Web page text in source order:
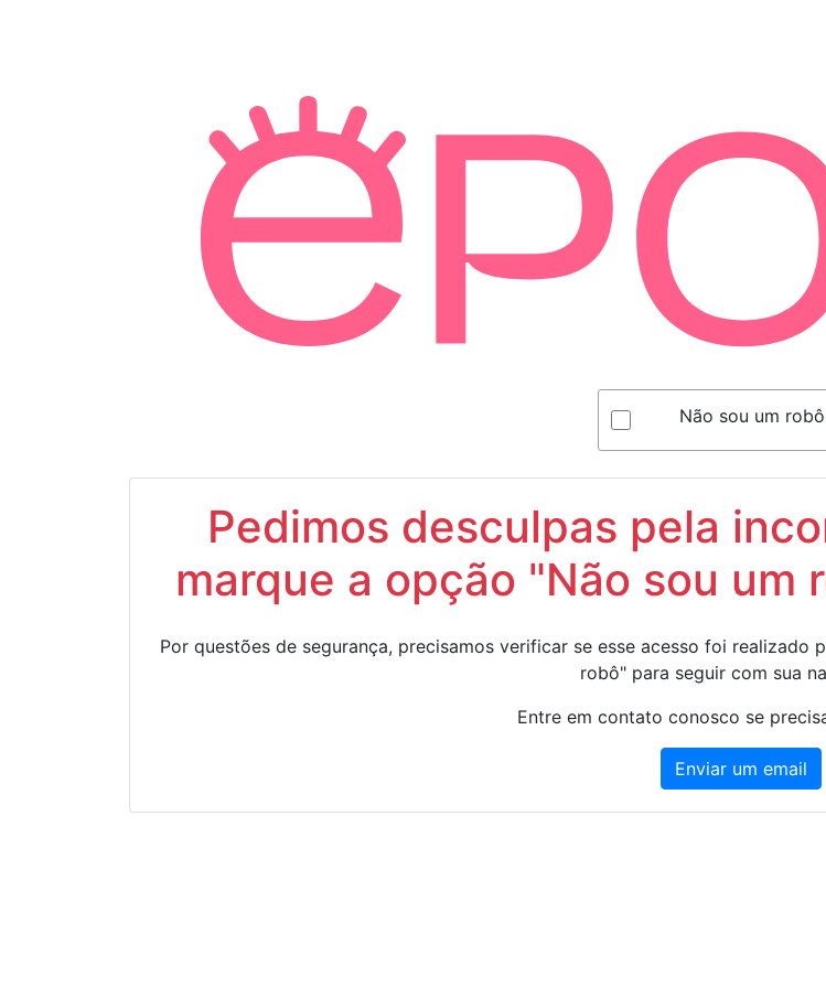
Não sou um
Pedimos desculpas pela
marque a opção "Não sou um
Por questões de segurança, precisamos verificar se esse acesso foi realizado
robô" para seguir com sua
Entre em contato conosco se
Enviar um email